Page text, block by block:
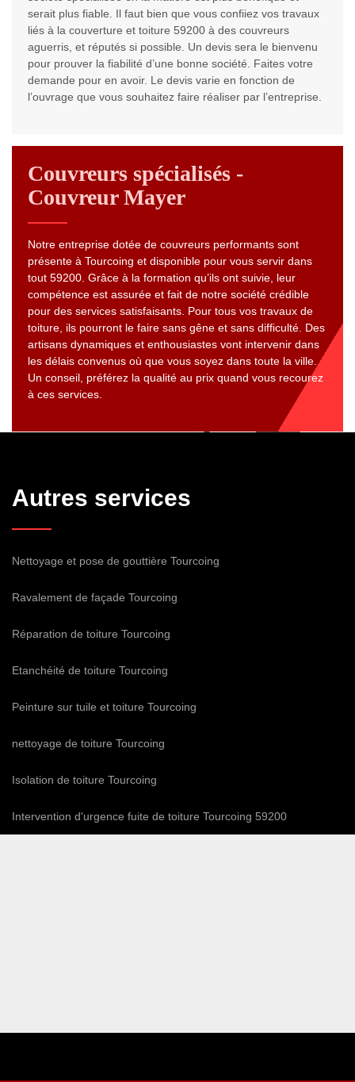
serait plus fiable. Il faut bien que vous confiiez vos travaux
liés à la couverture et toiture 59200 à des couvreurs
aguerris, et réputés si possible. Un devis sera le bienvenu
pour prouver la fiabilité d’une bonne société. Faites votre
demande pour en avoir. Le devis varie en fonction de
l’ouvrage que vous souhaitez faire réaliser par l’entreprise.
Couvreurs spécialisés -
Couvreur Mayer
Notre entreprise dotée de couvreurs performants sont
présente à Tourcoing et disponible pour vous servir dans
tout 59200. Grâce à la formation qu’ils ont suivie, leur
compétence est assurée et fait de notre société crédible
pour des services satisfaisants. Pour tous vos travaux de
toiture, ils pourront le faire sans gêne et sans difficulté. Des
artisans dynamiques et enthousiastes vont intervenir dans
les délais convenus où que vous soyez dans toute la ville.
Un conseil, préférez la qualité au prix quand vous recourez
à ces services.
Autres services
Nettoyage et pose de gouttière Tourcoing
Ravalement de façade Tourcoing
Réparation de toiture Tourcoing
Etanchéité de toiture Tourcoing
Peinture sur tuile et toiture Tourcoing
nettoyage de toiture Tourcoing
Isolation de toiture Tourcoing
Intervention d'urgence fuite de toiture Tourcoing 59200